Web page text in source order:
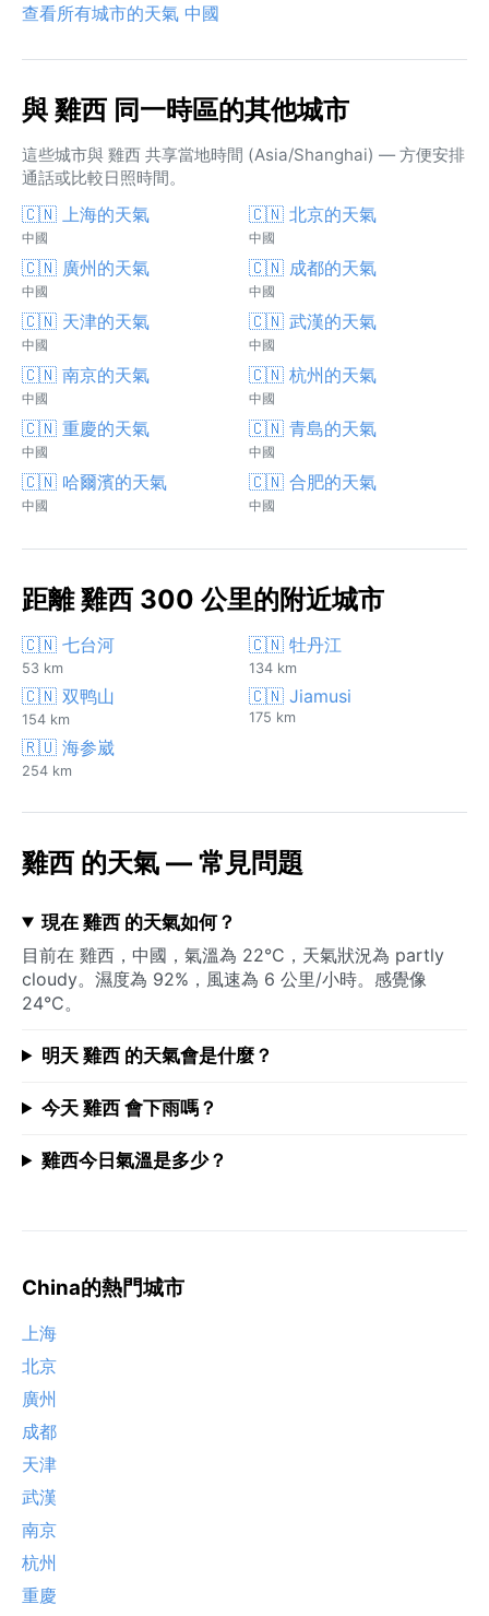
查看所有城市的天氣 中國
與 雞西 同一時區的其他城市
這些城市與 雞西 共享當地時間 (Asia/Shanghai) — 方便安排
通話或比較日照時間。
🇨🇳 上海的天氣
中國
🇨🇳 北京的天氣
中國
🇨🇳 廣州的天氣
中國
🇨🇳 成都的天氣
中國
🇨🇳 天津的天氣
中國
🇨🇳 武漢的天氣
中國
🇨🇳 南京的天氣
中國
🇨🇳 杭州的天氣
中國
🇨🇳 重慶的天氣
中國
🇨🇳 青島的天氣
中國
🇨🇳 哈爾濱的天氣
中國
🇨🇳 合肥的天氣
中國
距離 雞西 300 公里的附近城市
🇨🇳 七台河
53 km
🇨🇳 牡丹江
134 km
🇨🇳 双鸭山
154 km
🇨🇳 Jiamusi
175 km
🇷🇺 海参崴
254 km
雞西 的天氣 — 常見問題
現在 雞西 的天氣如何？
目前在 雞西，中國，氣溫為 22°C，天氣狀況為 partly
cloudy。濕度為 92%，風速為 6 公里/小時。感覺像
24°C。
明天 雞西 的天氣會是什麼？
今天 雞西 會下雨嗎？
雞西今日氣溫是多少？
China的熱門城市
上海
北京
廣州
成都
天津
武漢
南京
杭州
重慶